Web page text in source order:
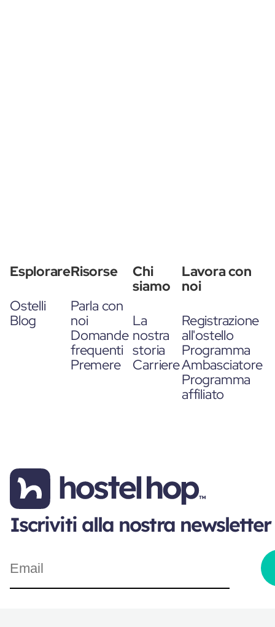
Esplorare
Ostelli
Blog
Risorse
Parla con
noi
Domande
frequenti
Premere
Chi
siamo
La
nostra
storia
Carriere
Lavora con
noi
Registrazione
all'ostello
Programma
Ambasciatore
Programma
affiliato
Iscriviti alla nostra newsletter